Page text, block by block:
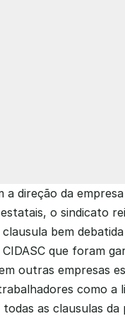
a direção da
o sindicato
bem
que foram
outras empresas
como a
as clausulas da